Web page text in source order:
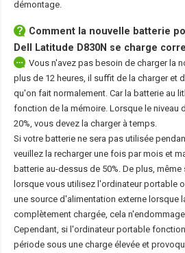
démontage.
Comment la nouvelle batterie
Dell Latitude D830N se charge
Vous n'avez pas besoin de charger la
plus de 12 heures, il suffit de la charger et
qu'on fait normalement. Car la batterie au
fonction de la mémoire. Lorsque le niveau
20%, vous devez la charger à temps.
Si votre batterie ne sera pas utilisée
veuillez la recharger une fois par mois et
batterie au-dessus de 50%. De plus,
lorsque vous utilisez l'ordinateur portable
une source d'alimentation externe lorsque
complètement chargée, cela
Cependant, si l'ordinateur portable
période sous une charge élevée et